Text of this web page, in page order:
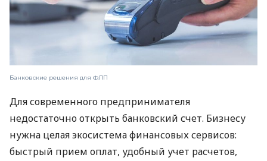
Банковские решения для ФЛП
Для современного предпринимателя
недостаточно открыть банковский счет. Бизнесу
нужна целая экосистема финансовых сервисов:
быстрый прием оплат, удобный учет расчетов,